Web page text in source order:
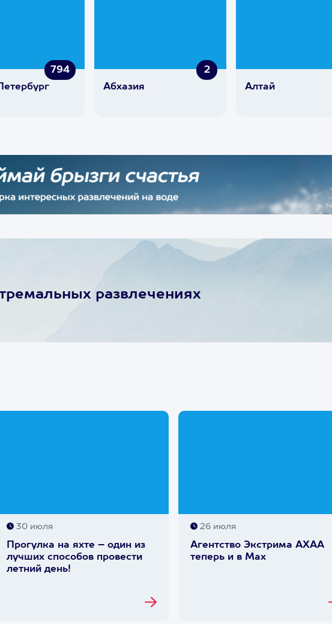
794
2
Абхазия
Алтай
развлечениях
30 июля
Прогулка на яхте – один из
лучших способов провести
летний день!
26 июля
Агентство Экстрима АХАА
теперь и в Max